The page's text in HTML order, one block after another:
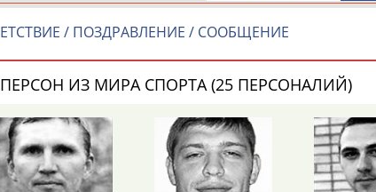
Юлия
АБАЛАКИНА
Дмитрий
АБАРЕНОВ
Тамилла
АБАСОВА
Каримжан
АБДРАХМАНОВ
Аделя
АБДРАХМАНОВА
АБДУВАЛИЕВ
/ ПОЗДРАВЛЕНИЕ / СООБЩЕНИЕ
ИЗ МИРА СПОРТА (25 ПЕРСОНАЛИЙ)